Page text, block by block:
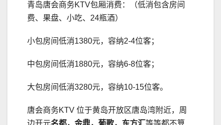
青岛唐会商务KTV包厢消费：（低消包含房间
费、果盘、小吃、24瓶酒）
小包房间低消1380元，容纳2-4位客；
中包房间低消1880元，容纳6-8位客；
大包房间低消3280元，容纳10-15位客。
唐会商务KTV 位于黄岛开放区唐岛湾附近，周